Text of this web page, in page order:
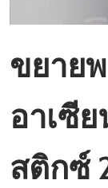
ขยาย
อาเซี
สติกซ์